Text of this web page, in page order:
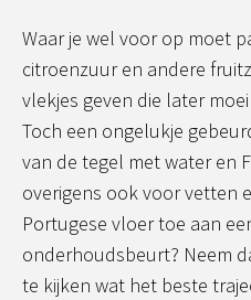
Waar je wel voor op moet
citroenzuur en andere
vlekjes geven die later
Toch een ongelukje
van de tegel met water en
overigens ook voor vetten
Portugese vloer toe aan
onderhoudsbeurt? Neem
te kijken wat het beste